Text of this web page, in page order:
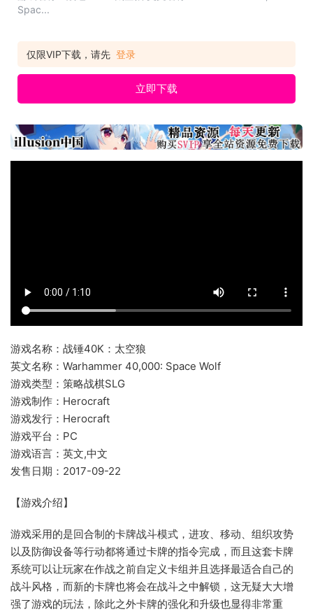
Spac...
仅限VIP下载，请先 登录
立即下载
游戏名称：战锤40K：太空狼
英文名称：Warhammer 40,000: Space Wolf
游戏类型：策略战棋SLG
游戏制作：Herocraft
游戏发行：Herocraft
游戏平台：PC
游戏语言：英文,中文
发售日期：2017-09-22
【游戏介绍】
游戏采用的是回合制的卡牌战斗模式，进攻、移动、组织攻势
以及防御设备等行动都将通过卡牌的指令完成，而且这套卡牌
系统可以让玩家在作战之前自定义卡组并且选择最适合自己的
战斗风格，而新的卡牌也将会在战斗之中解锁，这无疑大大增
强了游戏的玩法，除此之外卡牌的强化和升级也显得非常重